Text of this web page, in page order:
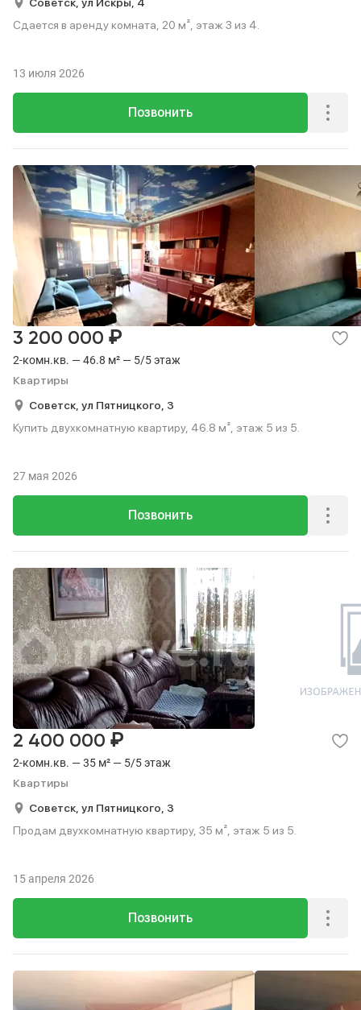
Сдается в аренду комната, 20 м², этаж 3 из 4.
Позвонить
13 июля 2026
2-комн.кв. — 46.8 м² — 5/5 этаж
Квартиры
3 200 000 ₽
Советск, ул Пятницкого, 3
Купить двухкомнатную квартиру, 46.8 м², этаж 5 из 5.
Позвонить
27 мая 2026
2-комн.кв. — 35 м² — 5/5 этаж
Квартиры
2 400 000 ₽
Советск, ул Пятницкого, 3
Продам двухкомнатную квартиру, 35 м², этаж 5 из 5.
Позвонить
15 апреля 2026